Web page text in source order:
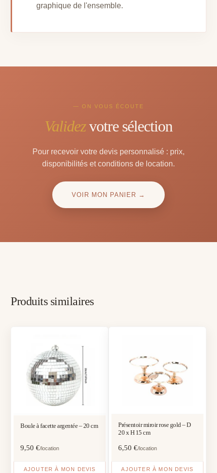
graphique de l'ensemble.
— ON VOUS ÉCOUTE
Validezvotre sélection
Pour recevoir votre devis personnalisé : prix,
disponibilités et conditions de location.
VOIR MON PANIER →
Produits similaires
Boule à facette argentée – 20 cm
9,50€/location
AJOUTER À MON DEVIS
Présentoir miroir rose gold – D
20 x H 15 cm
6,50 €/location
AJOUTER À MON DEVIS